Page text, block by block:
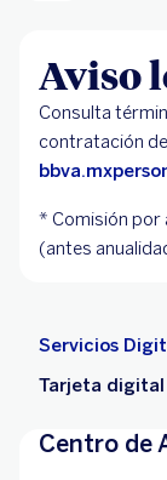
Aviso
Consulta
contratación
* Comisión por
(antes
Servicios
Tarjeta
Centro de